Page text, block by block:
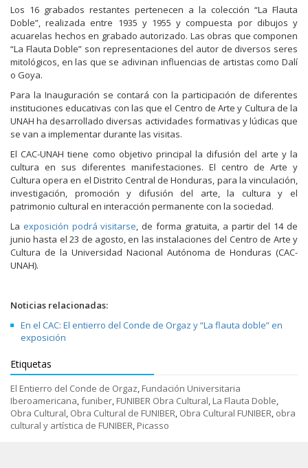
Los 16 grabados restantes pertenecen a la colección “La Flauta
Doble”, realizada entre 1935 y 1955 y compuesta por dibujos y
acuarelas hechos en grabado autorizado. Las obras que componen
“La Flauta Doble” son representaciones del autor de diversos seres
mitológicos, en las que se adivinan influencias de artistas como Dalí
o Goya.
Para la Inauguración se contará con la participación de diferentes
instituciones educativas con las que el Centro de Arte y Cultura de la
UNAH ha desarrollado diversas actividades formativas y lúdicas que
se van a implementar durante las visitas.
El CAC-UNAH tiene como objetivo principal la difusión del arte y la
cultura en sus diferentes manifestaciones. El centro de Arte y
Cultura opera en el Distrito Central de Honduras, para la vinculación,
investigación, promoción y difusión del arte, la cultura y el
patrimonio cultural en interacción permanente con la sociedad.
La exposición podrá visitarse , de forma gratuita, a partir del 14 de
junio hasta el 23 de agosto, en las instalaciones del Centro de Arte y
Cultura de la Universidad Nacional Autónoma de Honduras (CAC-
UNAH).
Noticias relacionadas:
En el CAC: El entierro del Conde de Orgaz y “La flauta doble” en
exposición
Etiquetas
El Entierro del Conde de Orgaz Fundación Universitaria
Iberoamericana funiber FUNIBER Obra Cultural La Flauta Doble
Obra Cultural Obra Cultural de FUNIBER Obra Cultural FUNIBER obra
cultural y artística de FUNIBER Picasso